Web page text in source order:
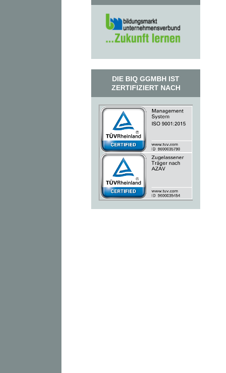
DIE BIQ GGMBH IST
ZERTIFIZIERT NACH